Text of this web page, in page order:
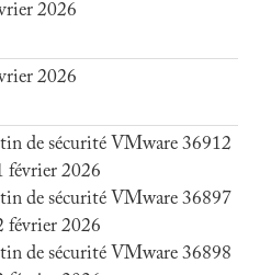
2026
2026
de sécurité VMware 36912
février 2026
de sécurité VMware 36897
février 2026
de sécurité VMware 36898